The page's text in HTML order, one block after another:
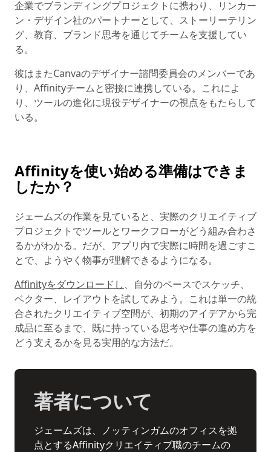
企業でブランディングプロジェクトに携わり、リンカー
ン・デザイン社のパートナーとして、ストーリーテリン
グ、教育、ブランド思考を通じてチームを支援してい
る。
彼はまたCanvaのデザイナー諮問委員会のメンバーであ
り、Affinityチームと密接に連携している。これによ
り、ツールの進化に現役デザイナーの視点をもたらして
いる。
Affinityを使い始める準備はできま
したか？
ジェームズの作業を見ていると、実際のクリエイティブ
プロジェクトでツールとワークフローがどう組み合わさ
るかがわかる。だが、アプリ内で実際に時間を過ごすこ
とで、ようやく物事が理解できるようになる。
Affinityをダウンロードし、自分のペースでスケッチ、
ベクター、レイアウトを試してみよう。これは単一の統
合されたクリエイティブ空間が、初期のアイデアから完
成品に至るまで、既に持っている思考や仕事の進め方を
どう支えるかを見る実用的な方法だ。
著者について
ジェームズは、ノッティンガムのオフィスを拠
点とするAffinityクリエイティブ職のチームの